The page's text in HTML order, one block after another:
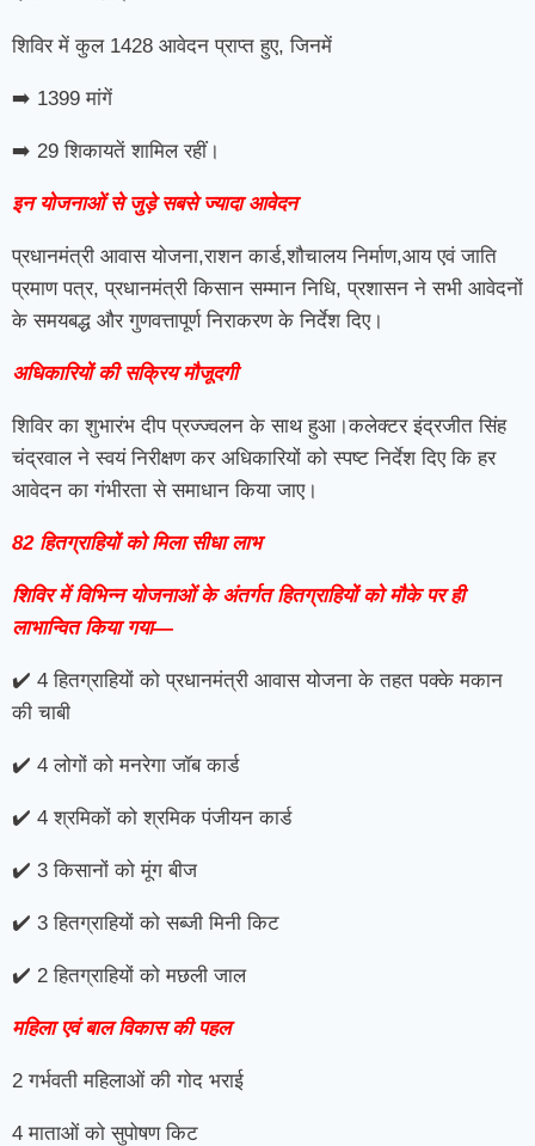
शिविर में कुल 1428 आवेदन प्राप्त हुए, जिनमें
➡️ 1399 मांगें
➡️ 29 शिकायतें शामिल रहीं।
इन योजनाओं से जुड़े सबसे ज्यादा आवेदन
प्रधानमंत्री आवास योजना,राशन कार्ड,शौचालय निर्माण,आय एवं जाति
प्रमाण पत्र, प्रधानमंत्री किसान सम्मान निधि, प्रशासन ने सभी आवेदनों
के समयबद्ध और गुणवत्तापूर्ण निराकरण के निर्देश दिए।
अधिकारियों की सक्रिय मौजूदगी
शिविर का शुभारंभ दीप प्रज्ज्वलन के साथ हुआ।कलेक्टर इंद्रजीत सिंह
चंद्रवाल ने स्वयं निरीक्षण कर अधिकारियों को स्पष्ट निर्देश दिए कि हर
आवेदन का गंभीरता से समाधान किया जाए।
82 हितग्राहियों को मिला सीधा लाभ
शिविर में विभिन्न योजनाओं के अंतर्गत हितग्राहियों को मौके पर ही
लाभान्वित किया गया—
✔️ 4 हितग्राहियों को प्रधानमंत्री आवास योजना के तहत पक्के मकान
की चाबी
✔️ 4 लोगों को मनरेगा जॉब कार्ड
✔️ 4 श्रमिकों को श्रमिक पंजीयन कार्ड
✔️ 3 किसानों को मूंग बीज
✔️ 3 हितग्राहियों को सब्जी मिनी किट
✔️ 2 हितग्राहियों को मछली जाल
महिला एवं बाल विकास की पहल
2 गर्भवती महिलाओं की गोद भराई
4 माताओं को सुपोषण किट